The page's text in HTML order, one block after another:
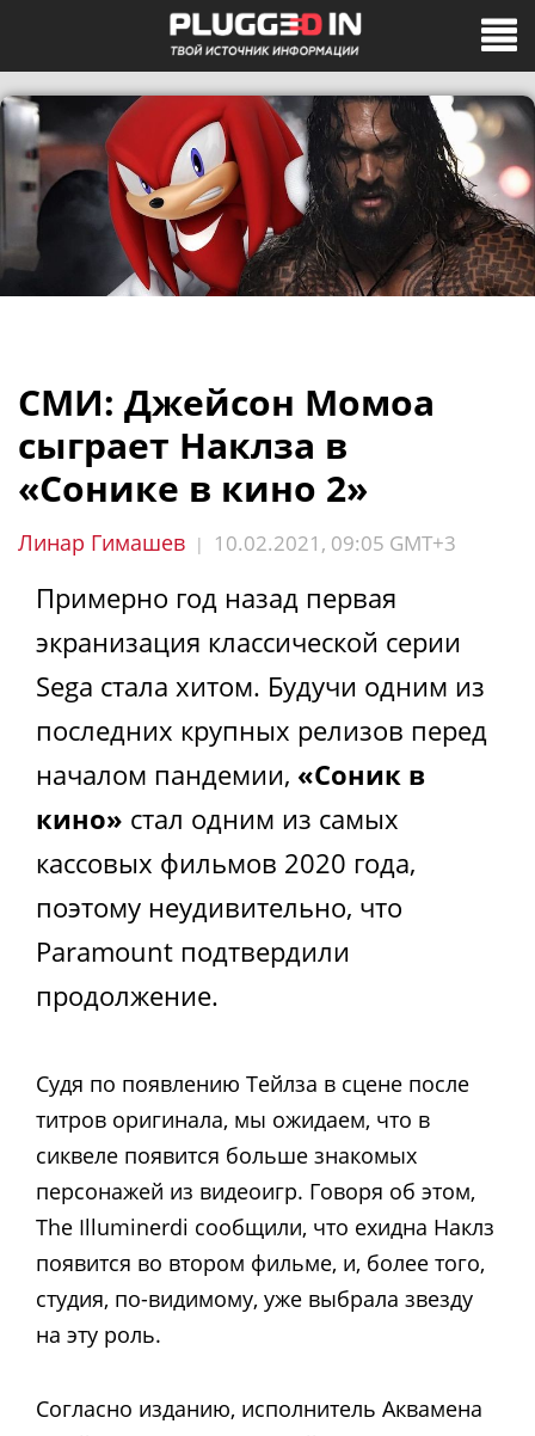
СМИ: Джейсон Момоа
сыграет Наклза в
«Сонике в кино 2»
Линар Гимашев | 10.02.2021, 09:05 GMT+3
Примерно год назад первая
экранизация классической серии
Sega стала хитом. Будучи одним из
последних крупных релизов перед
началом пандемии, «Соник в
кино» стал одним из самых
кассовых фильмов 2020 года,
поэтому неудивительно, что
Paramount подтвердили
продолжение.
Судя по появлению Тейлза в сцене после
титров оригинала, мы ожидаем, что в
сиквеле появится больше знакомых
персонажей из видеоигр. Говоря об этом,
The Illuminerdi сообщили, что ехидна Наклз
появится во втором фильме, и, более того,
студия, по-видимому, уже выбрала звезду
на эту роль.
Согласно изданию, исполнитель Аквамена